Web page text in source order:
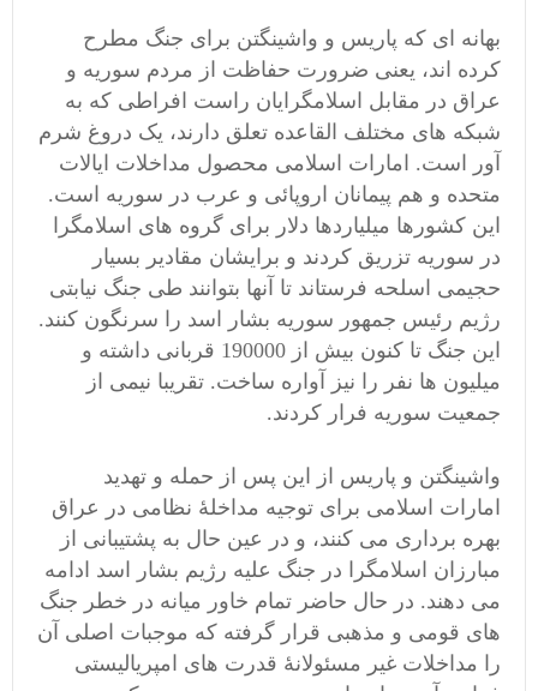
بهانه ای که پاریس و واشینگتن برای جنگ مطرح
کرده اند، یعنی ضرورت حفاظت از مردم سوریه و
عراق در مقابل اسلامگرایان راست افراطی که به
شبکه های مختلف القاعده تعلق دارند، یک دروغ شرم
آور است. امارات اسلامی محصول مداخلات ایالات
متحده و هم پیمانان اروپائی و عرب در سوریه است.
این کشورها میلیاردها دلار برای گروه های اسلامگرا
در سوریه تزریق کردند و برایشان مقادیر بسیار
حجیمی اسلحه فرستاند تا آنها بتوانند طی جنگ نیابتی
رژیم رئیس جمهور سوریه بشار اسد را سرنگون کنند.
این جنگ تا کنون بیش از 190000 قربانی داشته و
میلیون ها نفر را نیز آواره ساخت. تقریبا نیمی از
جمعیت سوریه فرار کردند.
واشینگتن و پاریس از این پس از حمله و تهدید
امارات اسلامی برای توجیه مداخلۀ نظامی در عراق
بهره برداری می کنند، و در عین حال به پشتیبانی از
مبارزان اسلامگرا در جنگ علیه رژیم بشار اسد ادامه
می دهند. در حال حاضر تمام خاور میانه در خطر جنگ
های قومی و مذهبی قرار گرفته که موجبات اصلی آن
را مداخلات غیر مسئولانۀ قدرت های امپریالیستی